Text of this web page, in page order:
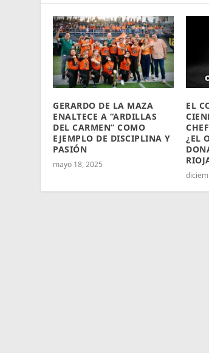
GERARDO DE LA MAZA
ENALTECE A “ARDILLAS
DEL CARMEN” COMO
EJEMPLO DE DISCIPLINA Y
PASIÓN
mayo 18, 2025
EL
¿EL